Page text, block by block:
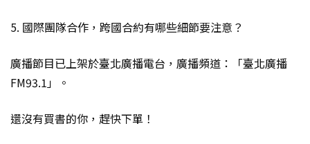
5. 國際團隊合作，跨國合約有哪些細節要注意？
廣播節目已上架於臺北廣播電台，廣播頻道：「臺北廣播
FM93.1」。
還沒有買書的你，趕快下單！